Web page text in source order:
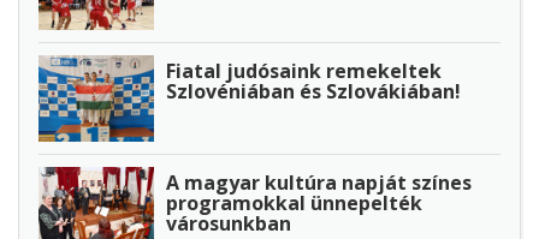
Fiatal judósaink remekeltek
Szlovéniában és Szlovákiában!
A magyar kultúra napját színes
programokkal ünnepelték
városunkban